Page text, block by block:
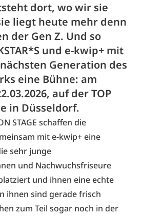
dort, wo wir sie
liegt heute mehr denn
der Gen Z. Und so
und e-kwip+ mit
Generation des
eine Bühne: am
auf der TOP
in Düsseldorf.
STAGE schaffen die
mit e-kwip+ eine
sehr junge
und Nachwuchsfriseure
und ihnen eine echte
ihnen sind gerade frisch
zum Teil sogar noch in der